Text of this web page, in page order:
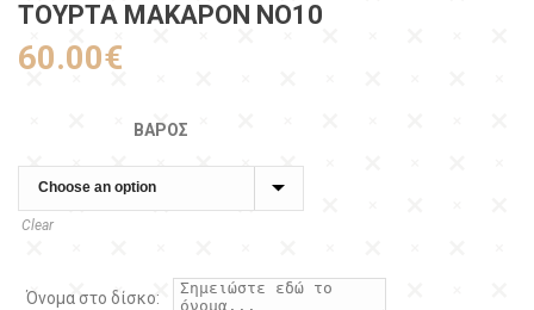
ΤΟΥΡΤΑ ΜΑΚΑΡΟΝ ΝΟ10
60.00€
ΒΆΡΟΣ
Clear
Όνομα στο δίσκο: